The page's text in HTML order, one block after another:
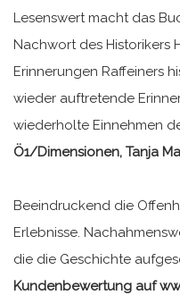
Lesenswert macht das
Nachwort des Historikers
Erinnerungen Raffeiners
wieder auftretende
wiederholte Einnehmen
Ö1/Dimensionen, Tanja
Beeindruckend die
Erlebnisse.
die die Geschichte
Kundenbewertung auf